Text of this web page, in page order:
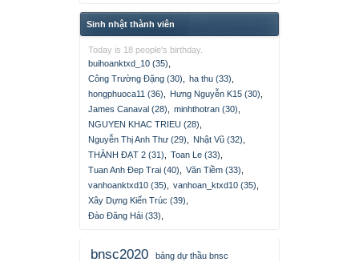
Sinh nhật thành viên
Today is 18 people's birthday.
buihoanktxd_10 (35)
Công Trường Đặng (30)
ha thu (33)
hongphuoca11 (36)
Hưng Nguyễn K15 (30)
James Canaval (28)
minhthotran (30)
NGUYEN KHAC TRIEU (28)
Nguyễn Thị Anh Thư (29)
Nhật Vũ (32)
THÀNH ĐẠT 2 (31)
Toan Le (33)
Tuan Anh Đep Trai (40)
Văn Tiềm (33)
vanhoanktxd10 (35)
vanhoan_ktxd10 (35)
Xây Dựng Kiến Trúc (39)
Đào Đăng Hải (33)
bnsc2020
bảng dự thầu bnsc